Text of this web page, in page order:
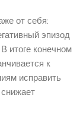
от себя:
эпизод
итоге конечном
к
исправить